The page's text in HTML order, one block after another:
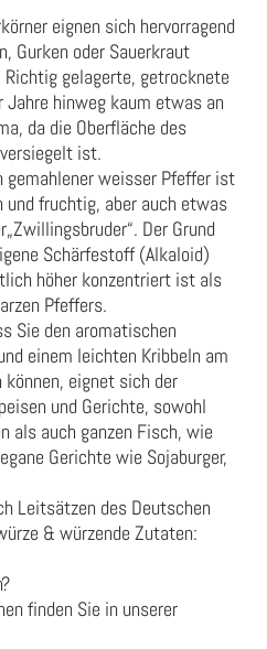
eignen sich hervorragend
Gurken oder Sauerkraut
gelagerte, getrocknete
hinweg kaum etwas an
da die Oberfläche des
ist.
gemahlener weisser Pfeffer ist
fruchtig, aber auch etwas
Der Grund
Schärfestoff (Alkaloid)
höher konzentriert ist als
Pfeffers.
Sie den aromatischen
einem leichten Kribbeln am
eignet sich der
und Gerichte, sowohl
als auch ganzen Fisch, wie
Gerichte wie Sojaburger,
Leitsätzen des Deutschen
& würzende Zutaten:
finden Sie in unserer